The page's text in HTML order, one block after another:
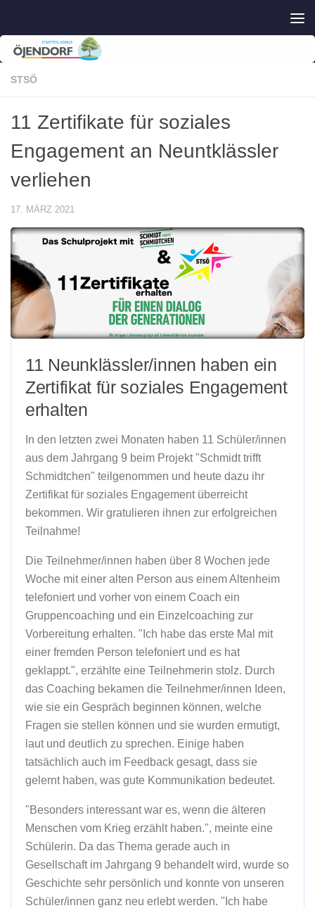
STSÖ
11 Zertifikate für soziales
Engagement an Neuntklässler
verliehen
17. MÄRZ 2021
11 Neunklässler/innen haben ein
Zertifikat für soziales Engagement
erhalten
In den letzten zwei Monaten haben 11 Schüler/innen
aus dem Jahrgang 9 beim Projekt "Schmidt trifft
Schmidtchen" teilgenommen und heute dazu ihr
Zertifikat für soziales Engagement überreicht
bekommen. Wir gratulieren ihnen zur erfolgreichen
Teilnahme!
Die Teilnehmer/innen haben über 8 Wochen jede
Woche mit einer alten Person aus einem Altenheim
telefoniert und vorher von einem Coach ein
Gruppencoaching und ein Einzelcoaching zur
Vorbereitung erhalten. "Ich habe das erste Mal mit
einer fremden Person telefoniert und es hat
geklappt.", erzählte eine Teilnehmerin stolz. Durch
das Coaching bekamen die Teilnehmer/innen Ideen,
wie sie ein Gespräch beginnen können, welche
Fragen sie stellen können und sie wurden ermutigt,
laut und deutlich zu sprechen. Einige haben
tatsächlich auch im Feedback gesagt, dass sie
gelernt haben, was gute Kommunikation bedeutet.
"Besonders interessant war es, wenn die älteren
Menschen vom Krieg erzählt haben.", meinte eine
Schülerin. Da das Thema gerade auch in
Gesellschaft im Jahrgang 9 behandelt wird, wurde so
Geschichte sehr persönlich und konnte von unseren
Schüler/innen ganz neu erlebt werden. "Ich habe